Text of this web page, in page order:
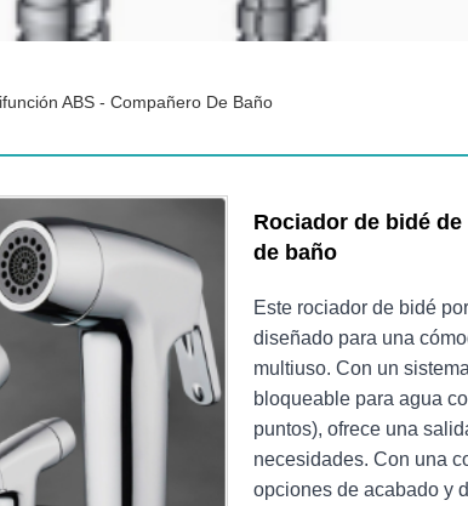
ABS - Compañero De Baño
Rociador de bidé
de baño
Este rociador de bidé
diseñado para una
multiuso. Con un
bloqueable para agua
puntos), ofrece una
necesidades. Con una
opciones de acabado y